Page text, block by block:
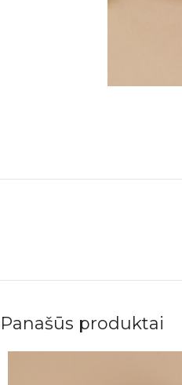
Panašūs produktai